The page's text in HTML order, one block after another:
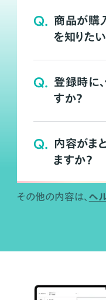
Q. 商品が購
を知りた
Q. 登録時に
すか？
Q. 内容がま
ますか？
その他の内容は、 ヘ